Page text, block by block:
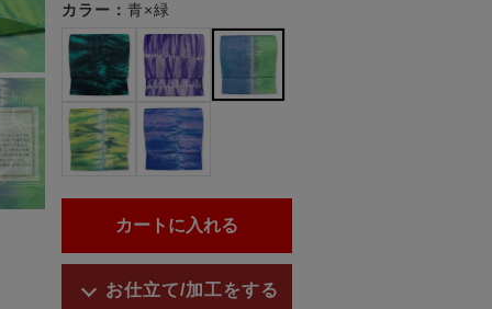
カラー： 青×緑
お仕立て/加工をする